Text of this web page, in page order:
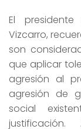
El
Vizcarro,
son
que aplicar
agresión al
agresión de
social